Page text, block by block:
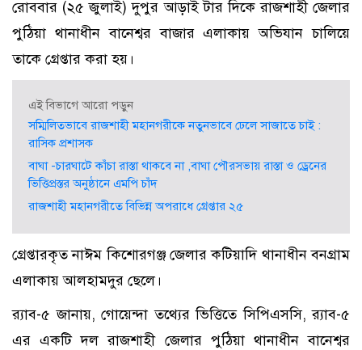
রোববার (২৫ জুলাই) দুপুর আড়াই টার দিকে রাজশাহী জেলার
পুঠিয়া থানাধীন বানেশ্বর বাজার এলাকায় অভিযান চালিয়ে
তাকে গ্রেপ্তার করা হয়।
এই বিভাগে আরো পড়ুন
সম্মিলিতভাবে রাজশাহী মহানগরীকে নতুনভাবে ঢেলে সাজাতে চাই :
রাসিক প্রশাসক
বাঘা -চারঘাটে কাঁচা রাস্তা থাকবে না ,বাঘা পৌরসভায় রাস্তা ও ড্রেনের
ভিত্তিপ্রস্তর অনুষ্ঠানে এমপি চাঁদ
রাজশাহী মহানগরীতে বিভিন্ন অপরাধে গ্রেপ্তার ২৫
গ্রেপ্তারকৃত নাঈম কিশোরগঞ্জ জেলার কটিয়াদি থানাধীন বনগ্রাম
এলাকায় আলহামদুর ছেলে।
র‌্যাব-৫ জানায়, গোয়েন্দা তথ্যের ভিত্তিতে সিপিএসসি, র‌্যাব-৫
এর একটি দল রাজশাহী জেলার পুঠিয়া থানাধীন বানেশ্বর